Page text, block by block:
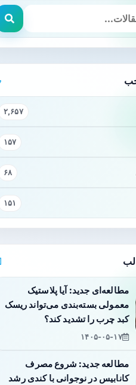
۲,۶۵۷
۱۵۷
۶۸
۱۵۱
مطالعه‌ای جدید: آیا پلاستیک
معمولی بسته‌بندی می‌تواند ریسک
کبد چرب را تشدید کند؟
۱۴۰۵-۰۵-۱۷
مطالعه جدید: شروع مصرف
کانابیس در نوجوانی با کندی رشد